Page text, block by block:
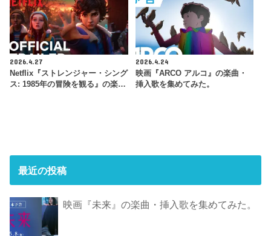
2026.4.27
Netflix『ストレンジャー・シング
ス: 1985年の冒険 を観 る』の楽…
2026.4.24
映画『ARCO アルコ』の楽曲・
挿入歌を集めてみた。
最近の投稿
映画『未来』の楽曲・挿入歌を集めてみた。